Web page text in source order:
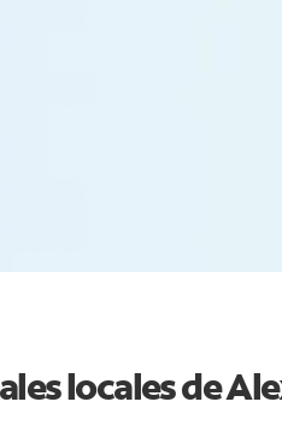
locales de